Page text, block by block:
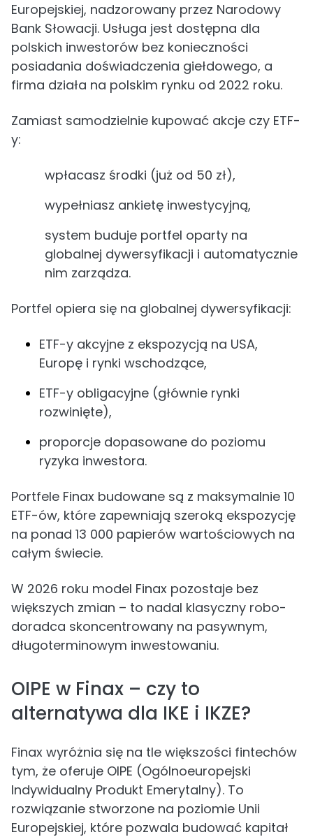
Europejskiej, nadzorowany przez Narodowy
Bank Słowacji. Usługa jest dostępna dla
polskich inwestorów bez konieczności
posiadania doświadczenia giełdowego, a
firma działa na polskim rynku od 2022 roku.
Zamiast samodzielnie kupować akcje czy ETF-
y:
wpłacasz środki (już od 50 zł),
wypełniasz ankietę inwestycyjną,
system buduje portfel oparty na
globalnej dywersyfikacji i automatycznie
nim zarządza.
Portfel opiera się na globalnej dywersyfikacji:
ETF-y akcyjne z ekspozycją na USA,
Europę i rynki wschodzące,
ETF-y obligacyjne (głównie rynki
rozwinięte),
proporcje dopasowane do poziomu
ryzyka inwestora.
Portfele Finax budowane są z maksymalnie 10
ETF-ów, które zapewniają szeroką ekspozycję
na ponad 13 000 papierów wartościowych na
całym świecie.
W 2026 roku model Finax pozostaje bez
większych zmian – to nadal klasyczny robo-
doradca skoncentrowany na pasywnym,
długoterminowym inwestowaniu.
OIPE w Finax – czy to
alternatywa dla IKE i IKZE?
Finax wyróżnia się na tle większości fintechów
tym, że oferuje OIPE (Ogólnoeuropejski
Indywidualny Produkt Emerytalny). To
rozwiązanie stworzone na poziomie Unii
Europejskiej, które pozwala budować kapitał